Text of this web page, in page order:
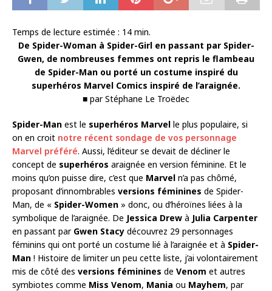
Temps de lecture estimée : 14 min.
De Spider-Woman à Spider-Girl en passant par Spider-
Gwen, de nombreuses femmes ont repris le flambeau
de Spider-Man ou porté un costume inspiré du
superhéros Marvel Comics inspiré de l’araignée.
■ par Stéphane Le Troëdec
Spider-Man est le superhéros Marvel le plus populaire, si
on en croit notre récent sondage de vos personnage
Marvel préféré. Aussi, l’éditeur se devait de décliner le
concept de superhéros araignée en version féminine. Et le
moins qu’on puisse dire, c’est que Marvel n’a pas chômé,
proposant d’innombrables versions féminines de Spider-
Man, de « Spider-Women » donc, ou d’héroïnes liées à la
symbolique de l’araignée. De Jessica Drew à Julia Carpenter
en passant par Gwen Stacy découvrez 29 personnages
féminins qui ont porté un costume lié à l’araignée et à Spider-
Man ! Histoire de limiter un peu cette liste, j’ai volontairement
mis de côté des versions féminines de Venom et autres
symbiotes comme Miss Venom, Mania ou Mayhem, par